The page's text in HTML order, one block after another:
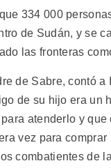
334 000
de Sudán, y se
las fronteras
de Sabre, contó a
de su hijo era un
atenderlo y que
vez para comprar
combatientes de